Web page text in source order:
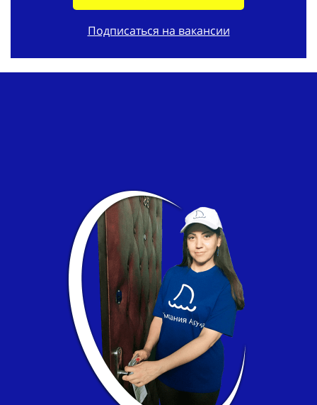
Подписаться на вакансии